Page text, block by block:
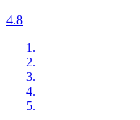
4.8